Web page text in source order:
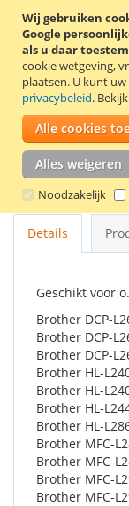
Wij gebruiken
Google
als u daar
cookie wetgeving,
plaatsen. U kunt
privacybeleid.
Alle cookies
Alles weigeren
Noodzakelijk
Huismerk Brother
TN-2510, TN-
pagina’s.
Let op: Dit is
vervangen te
drum niet meer
Goede kwaliteit en
Details
Geschikt voor
Brother DCP-
Brother DCP-
Brother DCP-
Brother HL-
Brother HL-
Brother HL-
Brother HL-
Brother MFC-
Brother MFC-
Brother MFC-
Brother MFC-